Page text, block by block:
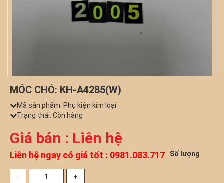
MÓC CHÓ: KH-A4285(W)
Mã sản phẩm: Phụ kiện kim loại
Trạng thái: Còn hàng
Giá bán : Liên hệ
Liên hệ ngay có giá tốt : 0981.083.717 Số lượng